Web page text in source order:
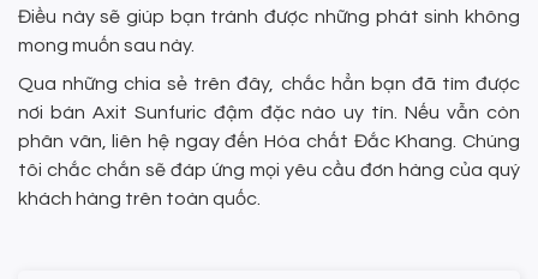
Điều này sẽ giúp bạn tránh được những phát sinh không
mong muốn sau này.
Qua những chia sẻ trên đây, chắc hẳn bạn đã tìm được
nơi bán Axit Sunfuric đậm đặc nào uy tín. Nếu vẫn còn
phân vân, liên hệ ngay đến Hóa chất Đắc Khang. Chúng
tôi chắc chắn sẽ đáp ứng mọi yêu cầu đơn hàng của quý
khách hàng trên toàn quốc.